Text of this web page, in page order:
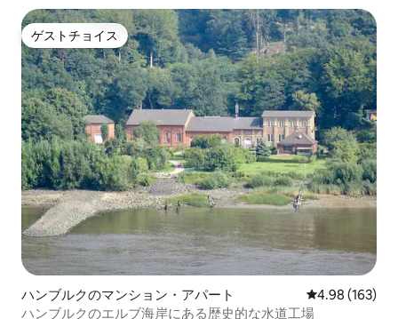
まで約1時間ごとに出発し、約8分でBlevio
- Decorations Savio停留所に到着しま
す。この停留所は家から約100mのところ
にあります。 従来の公共交通機関の代わ
りに、コモ湖のナビゲーションボートを
ご利用いただくのもよいかもしれませ
ん。カブール広場からトルノ方面に出発
し、そこから徒歩約15分で目的地に到着
します。 私たちのエリアでは公共交通機
関やタクシーは快適ではないため、独立
して移動するためには、最も小さくて安
い車を強くおすすめします ヴィラ・パス
タ ヴィラは19世紀初頭に建てられ、1830
年に有名なオペラ歌手のジュディッタ・
パスタによって購入され、数人のゲスト
をホスティングするためのスペースとな
りました。公園には、ミラノのブレラア
カデミーに通ったジュディッタの娘クレ
リアのスタジオ絵画、夏に涼しく過ごす
ゲストチョイス
ゲストチョイス
ハンブルクのマンション・アパート レビュー163
4.98 (163)
ハンブルクのエルブ海岸にある歴史的な水道工場